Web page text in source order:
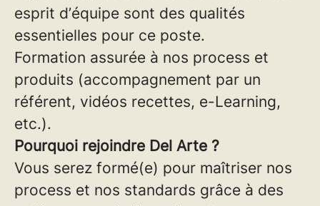
esprit d’équipe sont des qualités
essentielles pour ce poste.
Formation assurée à nos process et
produits (accompagnement par un
référent, vidéos recettes, e-Learning,
etc.).
Pourquoi rejoindre Del Arte ?
Vous serez formé(e) pour maîtriser nos
process et nos standards grâce à des